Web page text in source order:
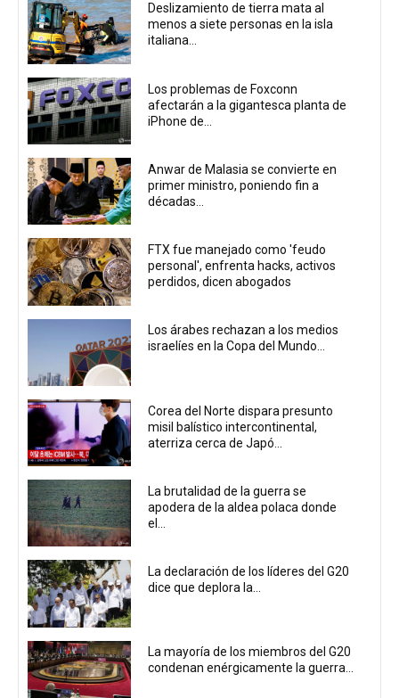
Deslizamiento de tierra mata al
menos a siete personas en la isla
italiana...
Los problemas de Foxconn
afectarán a la gigantesca planta de
iPhone de...
Anwar de Malasia se convierte en
primer ministro, poniendo fin a
décadas...
FTX fue manejado como 'feudo
personal', enfrenta hacks, activos
perdidos, dicen abogados
Los árabes rechazan a los medios
israelíes en la Copa del Mundo...
Corea del Norte dispara presunto
misil balístico intercontinental,
aterriza cerca de Japó...
La brutalidad de la guerra se
apodera de la aldea polaca donde
el...
La declaración de los líderes del G20
dice que deplora la...
La mayoría de los miembros del G20
condenan enérgicamente la guerra...